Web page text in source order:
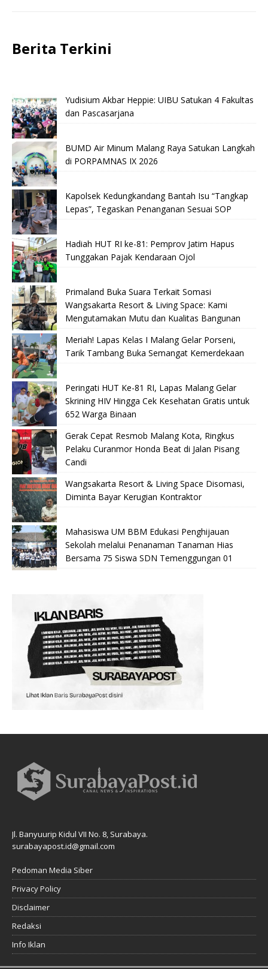
Berita Terkini
Yudisium Akbar Heppie: UIBU Satukan 4 Fakultas
dan Pascasarjana
BUMD Air Minum Malang Raya Satukan Langkah
di PORPAMNAS IX 2026
Kapolsek Kedungkandang Bantah Isu “Tangkap
Lepas”, Tegaskan Penanganan Sesuai SOP
Hadiah HUT RI ke-81: Pemprov Jatim Hapus
Tunggakan Pajak Kendaraan Ojol
Primaland Buka Suara Terkait Somasi
Wangsakarta Resort & Living Space: Kami
Mengutamakan Mutu dan Kualitas Bangunan
Meriah! Lapas Kelas I Malang Gelar Porseni,
Tarik Tambang Buka Semangat Kemerdekaan
Peringati HUT Ke-81 RI, Lapas Malang Gelar
Skrining HIV Hingga Cek Kesehatan Gratis untuk
652 Warga Binaan
Gerak Cepat Resmob Malang Kota, Ringkus
Pelaku Curanmor Honda Beat di Jalan Pisang
Candi
Wangsakarta Resort & Living Space Disomasi,
Diminta Bayar Kerugian Kontraktor
Mahasiswa UM BBM Edukasi Penghijauan
Sekolah melalui Penanaman Tanaman Hias
Bersama 75 Siswa SDN Temenggungan 01
Jl. Banyuurip Kidul VII No. 8, Surabaya.
surabayapost.id@gmail.com
Pedoman Media Siber
Privacy Policy
Disclaimer
Redaksi
Info Iklan